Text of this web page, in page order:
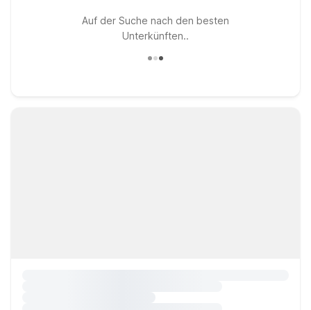
Auf der Suche nach den besten
Unterkünften..